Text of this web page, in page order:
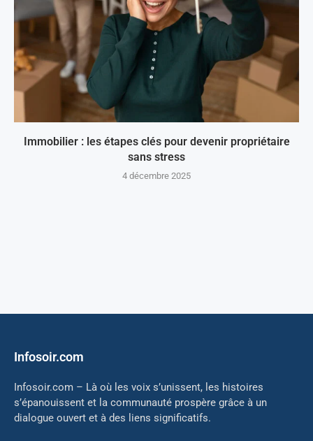
Immobilier : les étapes clés pour devenir propriétaire
sans stress
4 décembre 2025
Infosoir.com
Infosoir.com – Là où les voix s’unissent, les histoires
s’épanouissent et la communauté prospère grâce à un
dialogue ouvert et à des liens significatifs.